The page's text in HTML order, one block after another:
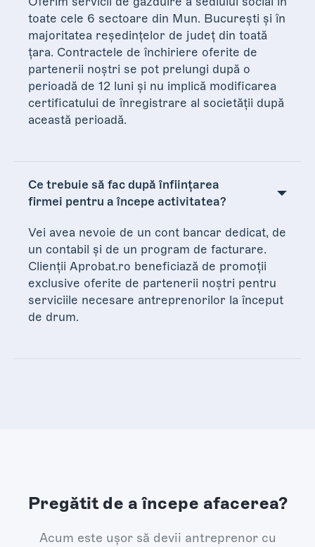
toate cele 6 sectoare din Mun. București și în
majoritatea reședințelor de județ din toată
țara. Contractele de închiriere oferite de
partenerii noștri se pot prelungi după o
perioadă de 12 luni și nu implică modificarea
certificatului de înregistrare al societății după
această perioadă.
Ce trebuie să fac după înființarea
firmei pentru a începe activitatea?
Vei avea nevoie de un cont bancar dedicat, de
un contabil și de un program de facturare.
Clienții Aprobat.ro beneficiază de promoții
exclusive oferite de partenerii noștri pentru
serviciile necesare antreprenorilor la început
de drum.
Pregătit de a începe afacerea?
Acum este ușor să devii antreprenor cu